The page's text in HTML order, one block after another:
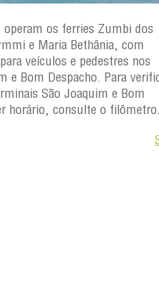
os ferries Zumbi dos
e Maria Bethânia, com
veículos e pedestres nos
e Bom Despacho. Para
São Joaquim e Bom
horário, consulte o